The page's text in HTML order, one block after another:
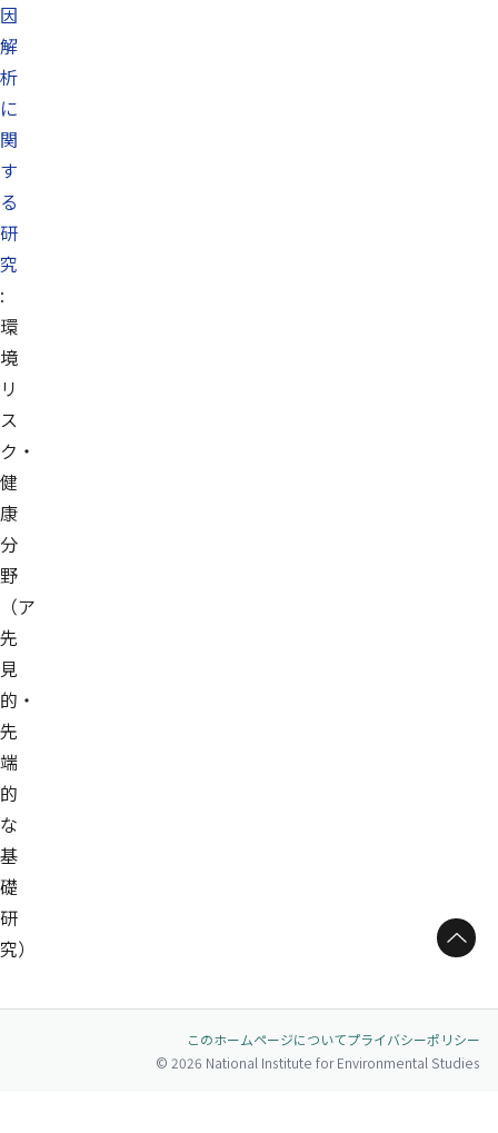
因
解
析
に
関
す
る
研
究
:
環
境
リ
ス
ク・
健
康
分
野
（ア
先
見
的・
先
端
的
な
基
礎
研
究）
ページトップへ
このホームページについてプライバシーポリシー
© 2026 National Institute for Environmental Studies